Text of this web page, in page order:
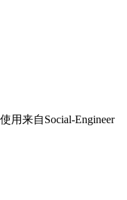
用来自Social-Engineer